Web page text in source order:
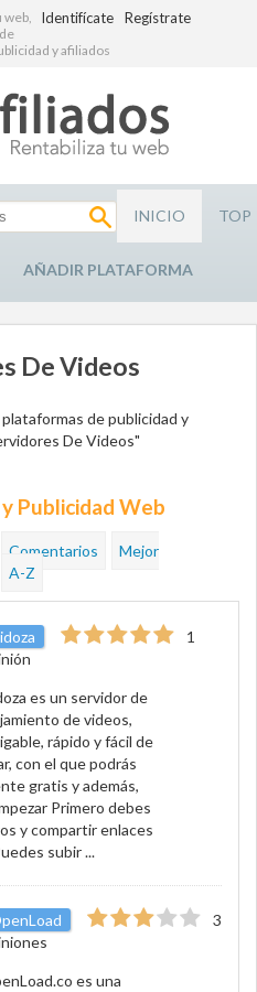
Identifícate Regístrate
web,
y afiliados
INICIO TOP
AÑADIR PLATAFORMA
De Videos
de publicidad y
De Videos"
Publicidad Web
Comentarios
Mejor
A-Z
1
es un servidor de
de videos,
rápido y fácil de
con el que podrás
gratis y además,
Primero debes
y compartir enlaces
subir ...
3
es una